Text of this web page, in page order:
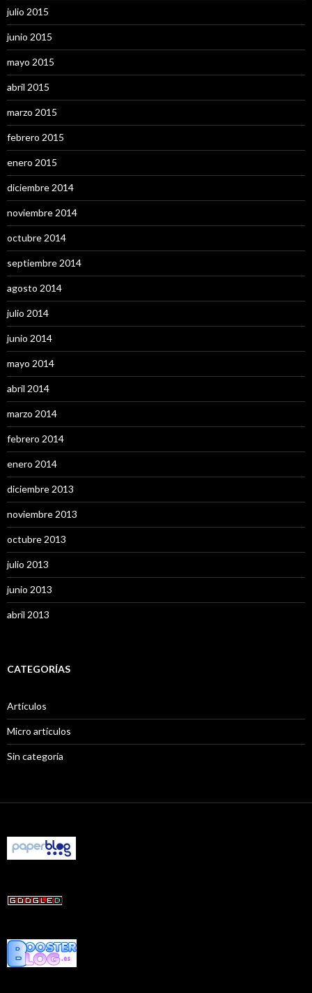
julio 2015
junio 2015
mayo 2015
abril 2015
marzo 2015
febrero 2015
enero 2015
diciembre 2014
noviembre 2014
octubre 2014
septiembre 2014
agosto 2014
julio 2014
junio 2014
mayo 2014
abril 2014
marzo 2014
febrero 2014
enero 2014
diciembre 2013
noviembre 2013
octubre 2013
julio 2013
junio 2013
abril 2013
CATEGORÍAS
Artículos
Micro artículos
Sin categoría